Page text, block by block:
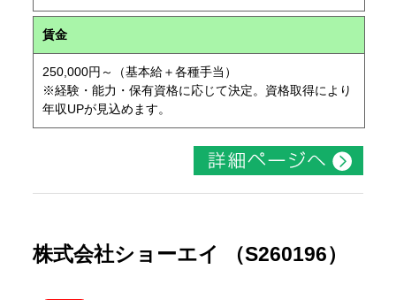
賃金
250,000円～（基本給＋各種手当）
※経験・能力・保有資格に応じて決定。資格取得により
年収UPが見込めます。
株式会社ショーエイ （S260196）